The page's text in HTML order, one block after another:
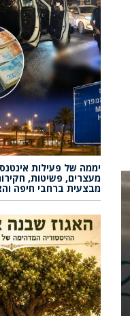
יממה של פעילות
מעצרים, פשיטות,
מבצעית ברחבי חיפה